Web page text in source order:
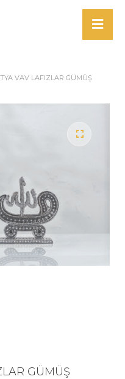
VAV LAFIZLAR GÜMÜŞ
GÜMÜŞ